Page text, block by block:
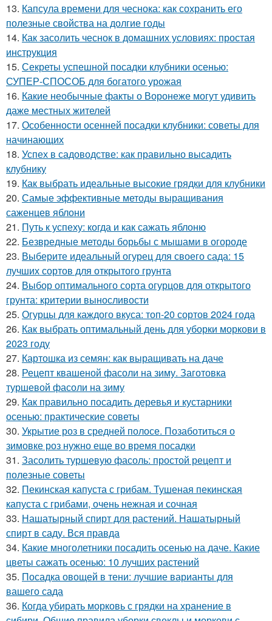
13. Капсула времени для чеснока: как сохранить его
полезные свойства на долгие годы
14. Как засолить чеснок в домашних условиях: простая
инструкция
15. Секреты успешной посадки клубники осенью:
СУПЕР-СПОСОБ для богатого урожая
16. Какие необычные факты о Воронеже могут удивить
даже местных жителей
17. Особенности осенней посадки клубники: советы для
начинающих
18. Успех в садоводстве: как правильно высадить
клубнику
19. Как выбрать идеальные высокие грядки для клубники
20. Самые эффективные методы выращивания
саженцев яблони
21. Путь к успеху: когда и как сажать яблоню
22. Безвредные методы борьбы с мышами в огороде
23. Выберите идеальный огурец для своего сада: 15
лучших сортов для открытого грунта
24. Выбор оптимального сорта огурцов для открытого
грунта: критерии выносливости
25. Огурцы для каждого вкуса: топ-20 сортов 2024 года
26. Как выбрать оптимальный день для уборки моркови в
2023 году
27. Картошка из семян: как выращивать на даче
28. Рецепт квашеной фасоли на зиму. Заготовка
туршевой фасоли на зиму
29. Как правильно посадить деревья и кустарники
осенью: практические советы
30. Укрытие роз в средней полосе. Позаботиться о
зимовке роз нужно еще во время посадки
31. Засолить туршевую фасоль: простой рецепт и
полезные советы
32. Пекинская капуста с грибам. Тушеная пекинская
капуста с грибами, очень нежная и сочная
33. Нашатырный спирт для растений. Нашатырный
спирт в саду. Вся правда
34. Какие многолетники посадить осенью на даче. Какие
цветы сажать осенью: 10 лучших растений
35. Посадка овощей в тени: лучшие варианты для
вашего сада
36. Когда убирать морковь с грядки на хранение в